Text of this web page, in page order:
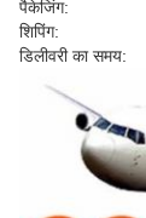
पैकेजिंग:
शिपिंग:
डिलीवरी का समय: